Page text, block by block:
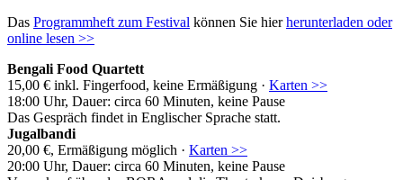
Das Programmheft zum Festival können Sie hierherunterladen oder
online lesen >>
Bengali Food Quartett
15,00 € inkl. Fingerfood, keine Ermäßigung · Karten >>
18:00 Uhr, Dauer: circa 60 Minuten, keine Pause
Das Gespräch findet in Englischer Sprache statt.
Jugalbandi
20,00 €, Ermäßigung möglich · Karten >>
20:00 Uhr, Dauer: circa 60 Minuten, keine Pause